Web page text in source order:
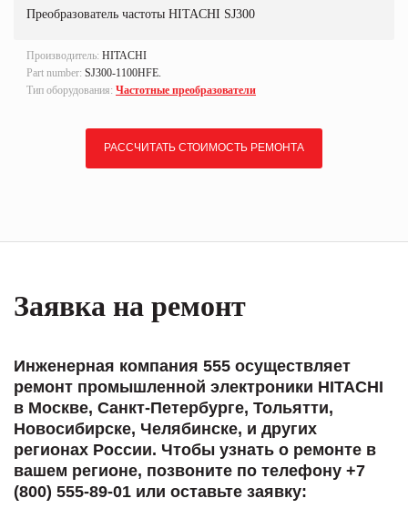
Преобразователь частоты HITACHI SJ300
Производитель: HITACHI
Part number: SJ300-1100HFE.
Тип оборудования: Частотные преобразователи
РАССЧИТАТЬ СТОИМОСТЬ РЕМОНТА
Заявка на ремонт
Инженерная компания 555 осуществляет
ремонт промышленной электроники HITACHI
в Москве, Санкт-Петербурге, Тольятти,
Новосибирске, Челябинске, и других
регионах России. Чтобы узнать о ремонте в
вашем регионе, позвоните по телефону +7
(800) 555-89-01 или оставьте заявку: